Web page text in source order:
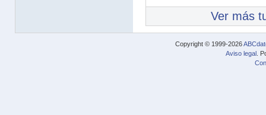
Ver más
Copyright © 1999-2026
Aviso legal .